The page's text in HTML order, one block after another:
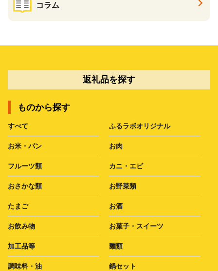
コラム
返礼品を探す
ものから探す
すべて ふるラボオリジナル
お米・パン お肉
フルーツ類 カニ・エビ
おさかな類 お野菜類
たまご お酒
お飲み物 お菓子・スイーツ
加工品等 麺類
調味料・油 鍋セット